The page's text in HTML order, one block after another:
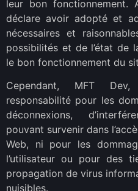
leur bon fonctionnement.
déclare avoir adopté et
nécessaires et
possibilités et de l’état de
le bon fonctionnement du
Cependant, MFT Dev,
responsabilité pour les
déconnexions,
pouvant survenir dans
Web, ni pour les
l’utilisateur ou pour des
propagation de virus
nuisibles.